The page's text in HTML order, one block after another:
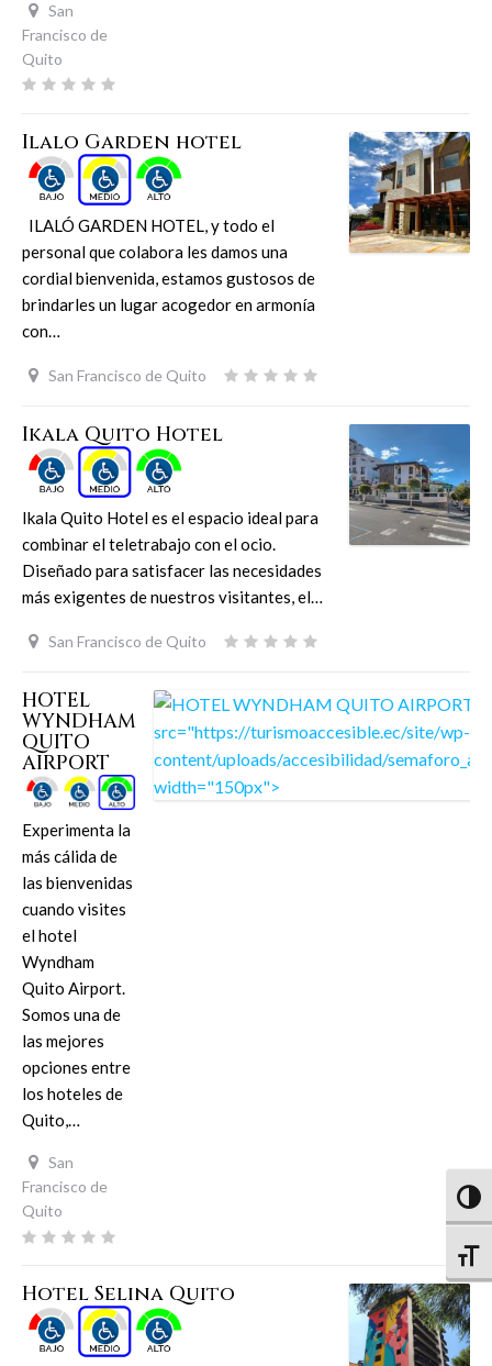
San
Francisco de
Quito
Ilalo Garden hotel
ILALÓ GARDEN HOTEL, y todo el
personal que colabora les damos una
cordial bienvenida, estamos gustosos de
brindarles un lugar acogedor en armonía
con…
San Francisco de Quito
Ikala Quito Hotel
Ikala Quito Hotel es el espacio ideal para
combinar el teletrabajo con el ocio.
Diseñado para satisfacer las necesidades
más exigentes de nuestros visitantes, el…
San Francisco de Quito
HOTEL
WYNDHAM
QUITO
AIRPORT
Experimenta la
más cálida de
las bienvenidas
cuando visites
el hotel
Wyndham
Quito Airport.
Somos una de
las mejores
opciones entre
los hoteles de
Quito,…
San
Francisco de
Quito
Hotel Selina Quito